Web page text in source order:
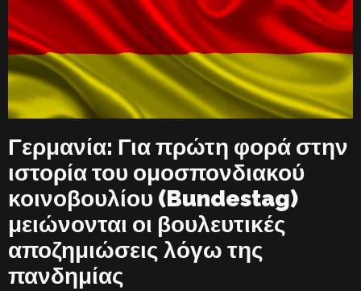
Γερμανία: Για πρώτη φορά στην
ιστορία του ομοσπονδιακού
κοινοβουλίου (Bundestag)
μειώνονται οι βουλευτικές
αποζημιώσεις λόγω της
πανδημίας